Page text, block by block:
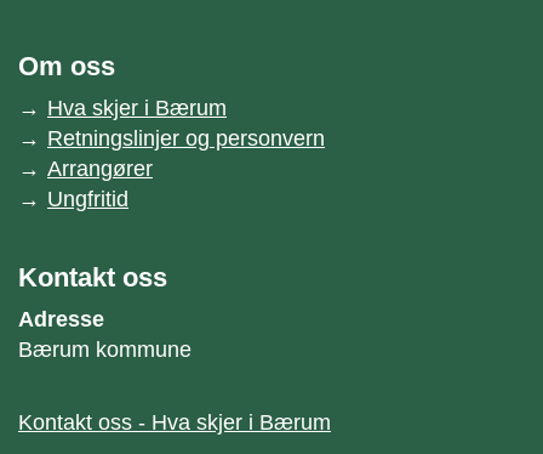
Om oss
Hva skjer i Bærum
Retningslinjer og personvern
Arrangører
Ungfritid
Kontakt oss
Adresse
Bærum kommune
Kontakt oss - Hva skjer i Bærum